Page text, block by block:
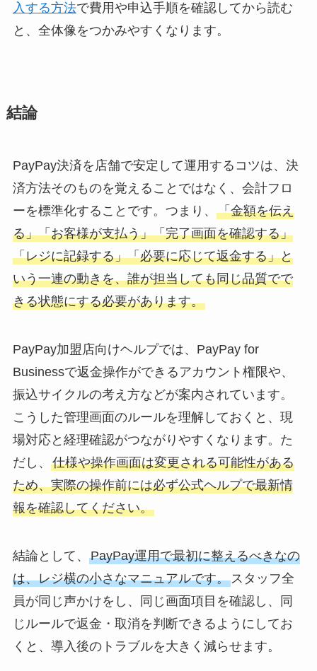
入する方法で費用や申込手順を確認してから読む
と、全体像をつかみやすくなります。
結論
PayPay決済を店舗で安定して運用するコツは、決
済方法そのものを覚えることではなく、会計フロ
ーを標準化することです。つまり、 「金額を伝え
る」「お客様が支払う」「完了画面を確認する」
「レジに記録する」「必要に応じて返金する」と
いう一連の動きを、誰が担当しても同じ品質でで
きる状態にする必要があります。
PayPay加盟店向けヘルプでは、PayPay for
Businessで返金操作ができるアカウント権限や、
振込サイクルの考え方などが案内されています。
こうした管理画面のルールを理解しておくと、現
場対応と経理確認がつながりやすくなります。た
だし、 仕様や操作画面は変更される可能性がある
ため、実際の操作前には必ず公式ヘルプで最新情
報を確認してください。
結論として、 PayPay運用で最初に整えるべきなの
は、レジ横の小さなマニュアルです。スタッフ全
員が同じ声かけをし、同じ画面項目を確認し、同
じルールで返金・取消を判断できるようにしてお
くと、導入後のトラブルを大きく減らせます。